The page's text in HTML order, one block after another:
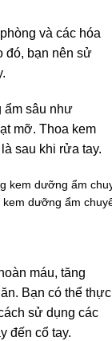
và các hóa
đó, bạn nên sử
ẩm sâu như
mỡ. Thoa kem
sau khi rửa tay.
kem dưỡng ẩm
máu, tăng
Bạn có thể thực
sử dụng các
đến cổ tay.